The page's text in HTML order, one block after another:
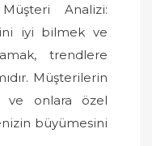
Analizi:
iyi bilmek ve
trendlere
Müşterilerin
ve onlara özel
büyümesini